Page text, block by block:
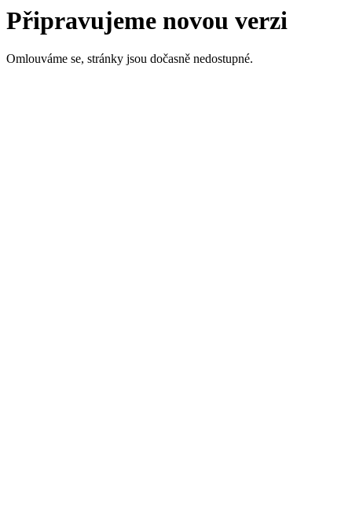
Připravujeme novou verzi
Omlouváme se, stránky jsou dočasně nedostupné.